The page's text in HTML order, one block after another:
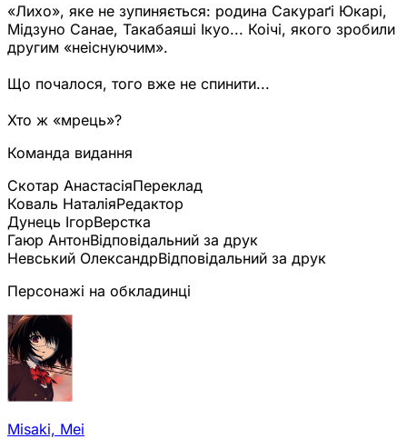
«Лихо», яке не зупиняється: родина Сакураґі Юкарі,
Мідзуно Санае, Такабаяші Ікуо... Коічі, якого зробили
другим «неіснуючим».
Що почалося, того вже не спинити...
Хто ж «мрець»?
Команда видання
Скотар АнастасіяПереклад
Коваль НаталіяРедактор
Дунець ІгорВерстка
Гаюр АнтонВідповідальний за друк
Невський ОлександрВідповідальний за друк
Персонажі на обкладинці
Misaki, Mei